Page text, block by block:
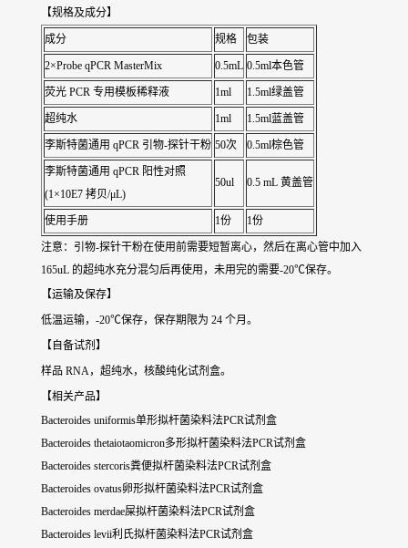
【规格及成分】
成分 规格 包装
2×Probe qPCR MasterMix 0.5mL 0.5ml本色管
荧光 PCR 专用模板稀释液 1ml 1.5ml绿盖管
超纯水 1ml 1.5ml蓝盖管
李斯特菌通用 qPCR 引物-探针干粉 50次 0.5ml棕色管
李斯特菌通用 qPCR 阳性对照
(1×10E7 拷贝/μL)
50ul 0.5 mL 黄盖管
使用手册 1份 1份
注意：引物-探针干粉在使用前需要短暂离心，然后在离心管中加入
165uL 的超纯水充分混匀后再使用，未用完的需要-20℃保存。
【运输及保存】
低温运输，-20℃保存，保存期限为 24 个月。
【自备试剂】
样品 RNA，超纯水，核酸纯化试剂盒。
【相关产品】
Bacteroides uniformis单形拟杆菌染料法PCR试剂盒
Bacteroides thetaiotaomicron多形拟杆菌染料法PCR试剂盒
Bacteroides stercoris粪便拟杆菌染料法PCR试剂盒
Bacteroides ovatus卵形拟杆菌染料法PCR试剂盒
Bacteroides merdae屎拟杆菌染料法PCR试剂盒
Bacteroides levii利氏拟杆菌染料法PCR试剂盒